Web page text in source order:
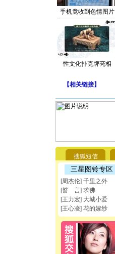
手机竟收到色情图片
性文化扑克牌亮相
【相关链接】
搜狐短信
三星图铃专区
[周杰伦] 千里之外
[誓 言] 求佛
[王力宏] 大城小爱
[王心凌] 花的嫁纱